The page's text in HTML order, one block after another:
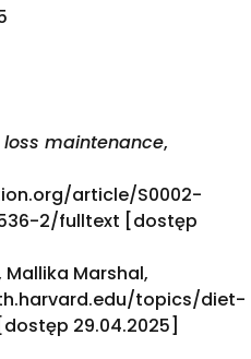
maintenance,
article/S0002-
2/fulltext [dostęp
Mallika Marshal,
topics/diet-
29.04.2025]